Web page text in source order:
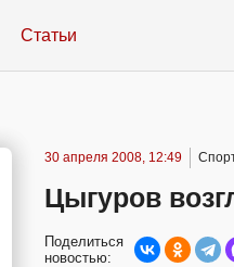
Статьи
30 апреля 2008, 12:49
Цыгуров
Поделиться
новостью: